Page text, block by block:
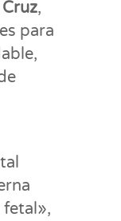
,
para
fetal»,